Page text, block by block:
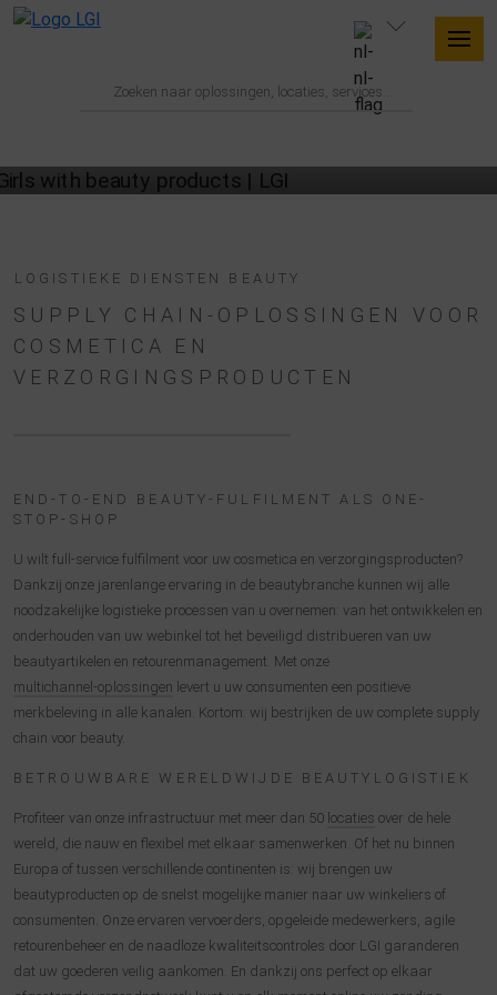
LOGISTIEKE DIENSTEN BEAUTY
SUPPLY CHAIN-OPLOSSINGEN VOOR
COSMETICA EN
VERZORGINGSPRODUCTEN
END-TO-END BEAUTY-FULFILMENT ALS ONE-
STOP-SHOP
U wilt full-service fulfilment voor uw cosmetica en verzorgingsproducten?
Dankzij onze jarenlange ervaring in de beautybranche kunnen wij alle
noodzakelijke logistieke processen van u overnemen: van het ontwikkelen en
onderhouden van uw webinkel tot het beveiligd distribueren van uw
beautyartikelen en retourenmanagement. Met onze
multichannel-oplossingen levert u uw consumenten een positieve
merkbeleving in alle kanalen. Kortom: wij bestrijken de uw complete supply
chain voor beauty.
BETROUWBARE WERELDWIJDE BEAUTYLOGISTIEK
Profiteer van onze infrastructuur met meer dan 50 locaties over de hele
wereld, die nauw en flexibel met elkaar samenwerken. Of het nu binnen
Europa of tussen verschillende continenten is: wij brengen uw
beautyproducten op de snelst mogelijke manier naar uw winkeliers of
consumenten. Onze ervaren vervoerders, opgeleide medewerkers, agile
retourenbeheer en de naadloze kwaliteitscontroles door LGI garanderen
dat uw goederen veilig aankomen. En dankzij ons perfect op elkaar